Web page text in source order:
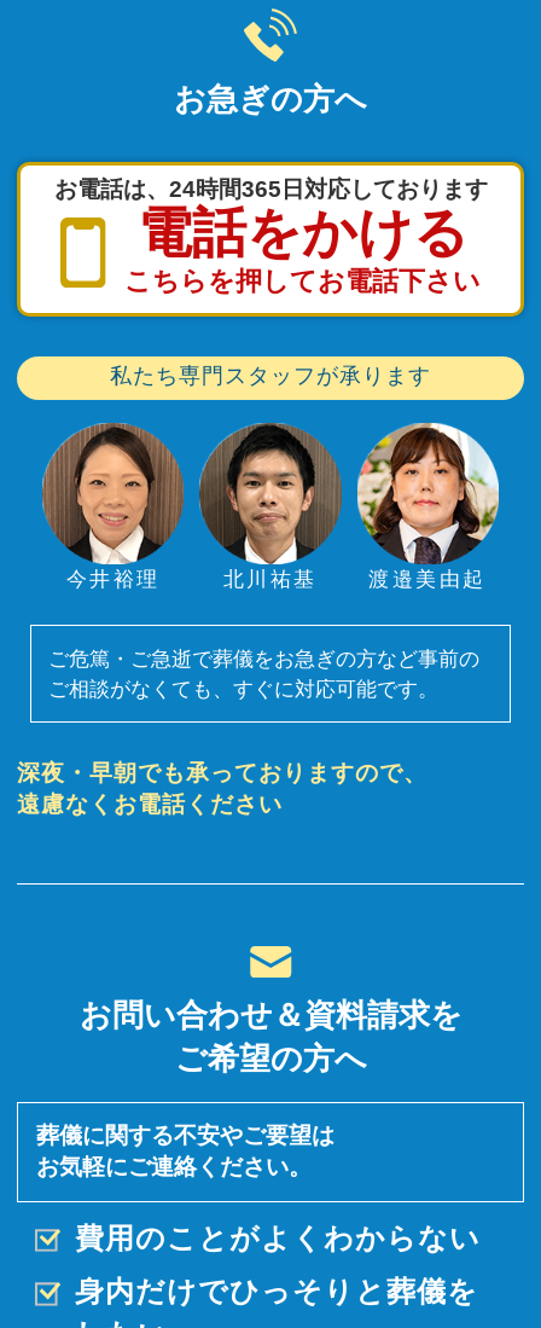
お急ぎの方へ
お電話は、24時間365日対応しております
電話をかける
こちらを押してお電話下さい
私たち専門スタッフが承ります
今井裕理 北川祐基 渡邉美由起
ご危篤・ご急逝で葬儀をお急ぎの方など事前の
ご相談がなくても、すぐに対応可能です。
深夜・早朝でも承っておりますので、
遠慮なくお電話ください
お問い合わせ＆資料請求を
ご希望の方へ
葬儀に関する不安やご要望は
お気軽にご連絡ください。
費用のことがよくわからない
身内だけでひっそりと 葬儀を